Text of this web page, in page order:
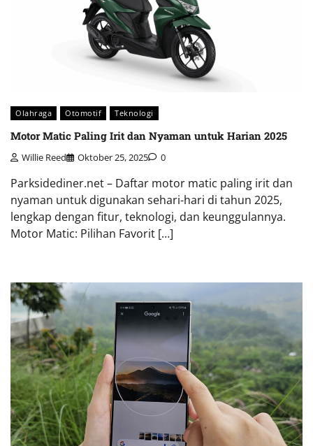
Olahraga Otomotif Teknologi
Motor Matic Paling Irit dan Nyaman untuk Harian 2025
Willie Reed Oktober 25, 2025 0
Parksidediner.net – Daftar motor matic paling irit dan
nyaman untuk digunakan sehari-hari di tahun 2025,
lengkap dengan fitur, teknologi, dan keunggulannya.
Motor Matic: Pilihan Favorit […]